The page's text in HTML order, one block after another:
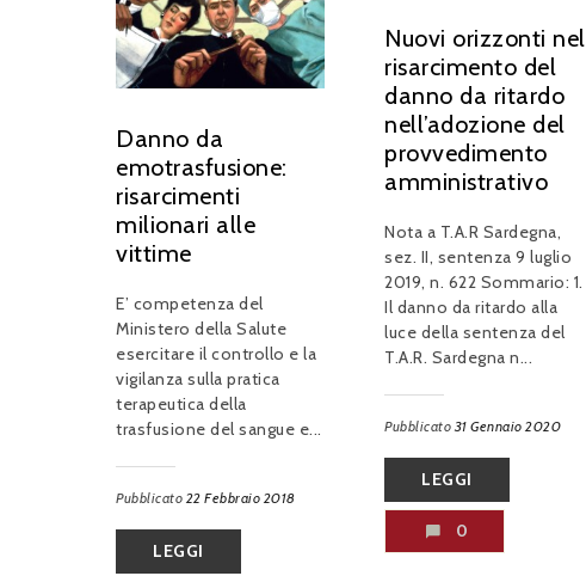
Nuovi orizzonti nel
risarcimento del
danno da ritardo
nell’adozione del
provvedimento
amministrativo
Nota a T.A.R Sardegna,
sez. II, sentenza 9 luglio
2019, n. 622 Sommario: 1.
Il danno da ritardo alla
luce della sentenza del
T.A.R. Sardegna n...
Pubblicato31 Gennaio 2020
LEGGI
0
Danno da
emotrasfusione:
risarcimenti
milionari alle
vittime
E’ competenza del
Ministero della Salute
esercitare il controllo e la
vigilanza sulla pratica
terapeutica della
trasfusione del sangue e...
Pubblicato 22 Febbraio 2018
LEGGI